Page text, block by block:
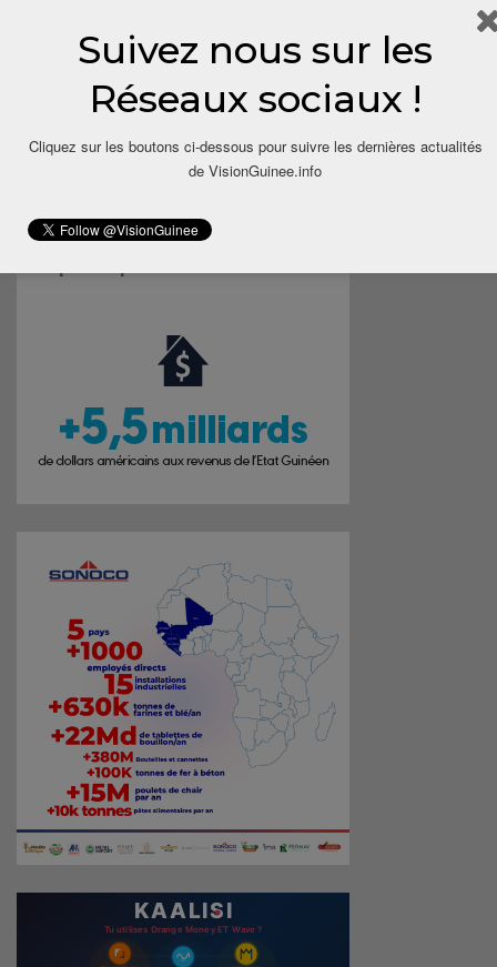
Save my name, email, and website in this browser for the next
time I comment.
Suivez nous sur les
Réseaux sociaux !
Cliquez sur les boutons ci-dessous pour suivre les dernières actualités
de VisionGuinee.info